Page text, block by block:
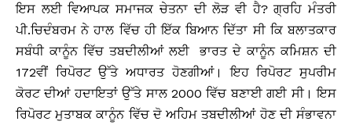
ਇਸ ਲਈ ਵਿਆਪਕ ਸਮਾਜਕ ਚੇਤਨਾ ਦੀ ਲੋੜ ਵੀ ਹੈ? ਗ੍ਰਹਿ ਮੰਤਰੀ
ਪੀ.ਚਿਦੰਬਰਮ ਨੇ ਹਾਲ ਵਿੱਚ ਹੀ ਇੱਕ ਬਿਆਨ ਦਿੱਤਾ ਸੀ ਕਿ ਬਲਾਤਕਾਰ
ਸਬੰਧੀ ਕਾਨੂੰਨ ਵਿੱਚ ਤਬਦੀਲੀਆਂ ਲਈ ਭਾਰਤ ਦੇ ਕਾਨੂੰਨ ਕਮਿਸ਼ਨ ਦੀ
172ਵੀਂ ਰਿਪੋਰਟ ਉੱਤੇ ਅਧਾਰਤ ਹੋਣਗੀਆਂ। ਇਹ ਰਿਪੋਰਟ ਸੁਪਰੀਮ
ਕੋਰਟ ਦੀਆਂ ਹਦਾਇਤਾਂ ਉੱਤੇ ਸਾਲ 2000 ਵਿੱਚ ਬਣਾਈ ਗਈ ਸੀ। ਇਸ
ਰਿਪੋਰਟ ਮੁਤਾਬਕ ਕਾਨੂੰਨ ਵਿੱਚ ਦੋ ਅਹਿਮ ਤਬਦੀਲੀਆਂ ਹੋਣ ਦੀ ਸੰਭਾਵਨਾ